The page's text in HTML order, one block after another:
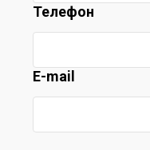
Телефон
E-mail